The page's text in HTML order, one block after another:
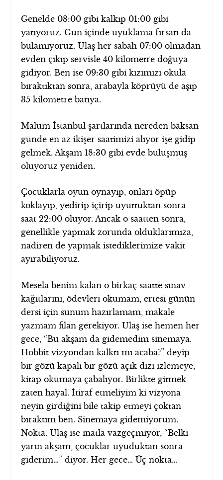
Genelde 08:00 gibi kalkıp 01:00 gibi
yatıyoruz. Gün içinde uyuklama fırsatı da
bulamıyoruz. Ulaş her sabah 07:00 olmadan
evden çıkıp servisle 40 kilometre doğuya
gidiyor. Ben ise 09:30 gibi kızımızı okula
bıraktıktan sonra, arabayla köprüyü de aşıp
35 kilometre batıya.
Malum İstanbul şartlarında nereden baksan
günde en az ikişer saatimizi alıyor işe gidip
gelmek. Akşam 18:30 gibi evde buluşmuş
oluyoruz yeniden.
Çocuklarla oyun oynayıp, onları öpüp
koklayıp, yedirip içirip uyuttuktan sonra
saat 22:00 oluyor. Ancak o saatten sonra,
genellikle yapmak zorunda olduklarımıza,
nadiren de yapmak istediklerimize vakit
ayırabiliyoruz.
Mesela benim kalan o birkaç saatte sınav
kağıtlarını, ödevleri okumam, ertesi günün
dersi için sunum hazırlamam, makale
yazmam filan gerekiyor. Ulaş ise hemen her
gece, “Bu akşam da gidemedim sinemaya.
Hobbit vizyondan kalktı mı acaba?” deyip
bir gözü kapalı bir gözü açık dizi izlemeye,
kitap okumaya çabalıyor. Birlikte gitmek
zaten hayal. İtiraf etmeliyim ki vizyona
neyin girdiğini bile takip etmeyi çoktan
bıraktım ben. Sinemaya gidemiyorum.
Nokta. Ulaş ise inatla vazgeçmiyor, “Belki
yarın akşam, çocuklar uyuduktan sonra
giderim…” diyor. Her gece… Üç nokta…